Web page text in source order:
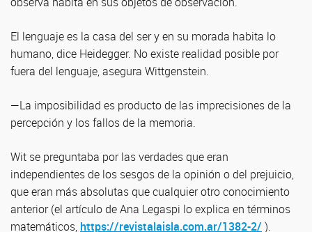
El lenguaje es la casa del ser y en su morada habita lo
humano, dice Heidegger. No existe realidad posible por
fuera del lenguaje, asegura Wittgenstein.
—La imposibilidad es producto de las imprecisiones de la
percepción y los fallos de la memoria.
Wit se preguntaba por las verdades que eran
independientes de los sesgos de la opinión o del prejuicio,
que eran más absolutas que cualquier otro conocimiento
anterior (el artículo de Ana Legaspi lo explica en términos
matemáticos, https://revistalaisla.com.ar/1382-2/ ).